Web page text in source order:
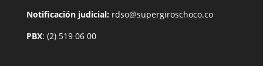
Notificación judicial: rdso@supergiroschoco.co
PBX: (2) 519 06 00